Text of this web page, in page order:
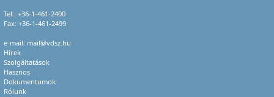
Tel.: +36-1-461-2400
Fax: +36-1-461-2499
e-mail: mail@vdsz.hu
Hírek
Szolgáltatások
Hasznos
Dokumentumok
Rólunk